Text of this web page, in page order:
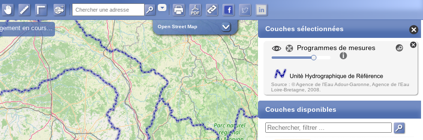
Adresse
Open Street Map Couches sélectionnées
Programmes de mesures
Source : © Agence de l'Eau Adour-Garonne, Agence de l'Eau
Loire-Bretagne, 2008.
Couches disponibles